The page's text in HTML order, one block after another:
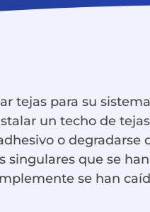
tejas para su
un techo de
o degradarse
singulares que se
se han